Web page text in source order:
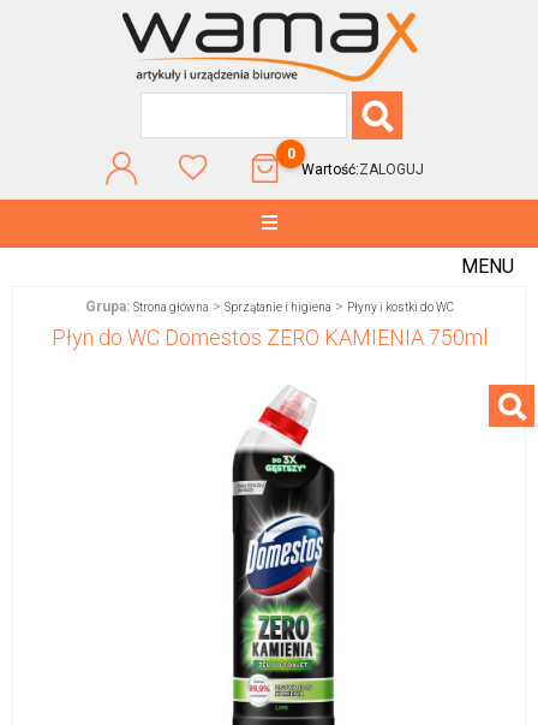
0
Wartość:ZALOGUJ
MENU
Grupa: Strona główna > Sprzątanie i higiena > Płyny i kostki do WC
Płyn do WC Domestos ZERO KAMIENIA 750ml